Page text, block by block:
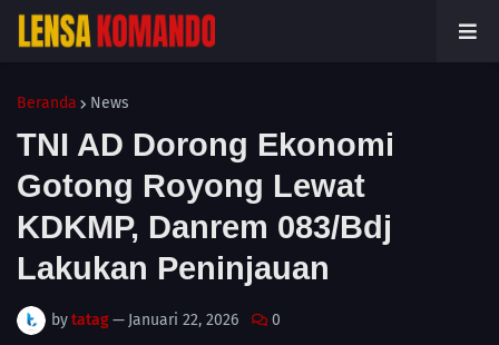
Beranda News
TNI AD Dorong Ekonomi
Gotong Royong Lewat
KDKMP, Danrem 083/Bdj
Lakukan Peninjauan
bytatag— Januari 22, 2026 0